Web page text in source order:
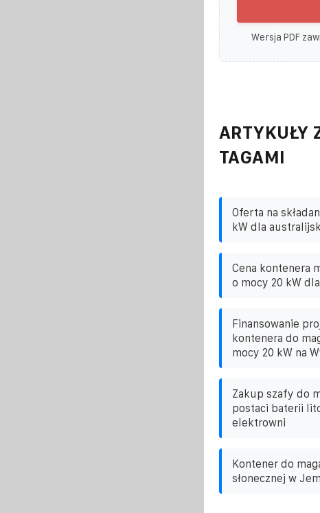
Wersja PDF
ARTYKUŁY
TAGAMI
Oferta na
kW dla
Cena kontenera
o mocy 20 kW
Finansowanie
kontenera do
mocy 20 kW na
Zakup szafy do
postaci baterii
elektrowni
Kontener do
słonecznej w